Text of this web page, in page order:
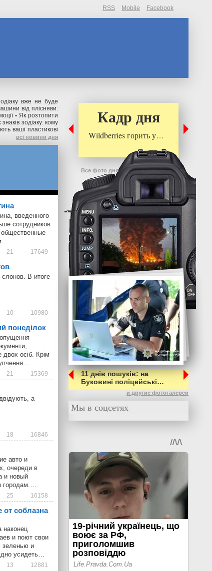
RSS Mobile Facebook
вже не буде
від плісняви:
• Як розтопити
зодіаку: кому
ваші пластикові
всі новини дня
введенного
сотрудников
21 17649
В итоге
10 10980
понеділок
двох осіб. Крім
21 15369
а
18 16846
авто и
очереди в
и новый
городам.…
25 16158
соблазна
наконец
и поют свои
зеленью и
усидеть…
13 12881
Кадр дня
Wildberries горить у…
Все фото дня
11 днів пошуків: на
Буковині поліцейські…
и другие фотогалереи
Мы в соцсетях